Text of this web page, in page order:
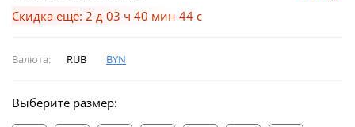
Скидка ещё: 2 д 03 ч 40 мин 44 с
Валюта: RUB BYN
Выберите размер: